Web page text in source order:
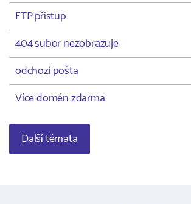
FTP přístup
404 subor nezobrazuje
odchozí pošta
Více domén zdarma
Další témata